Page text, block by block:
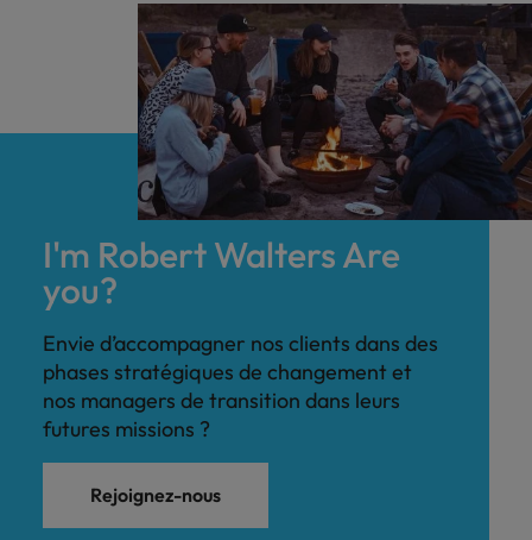
I'm Robert Walters Are
you?
Envie d’accompagner nos clients dans des
phases stratégiques de changement et
nos managers de transition dans leurs
futures missions ?
Rejoignez-nous